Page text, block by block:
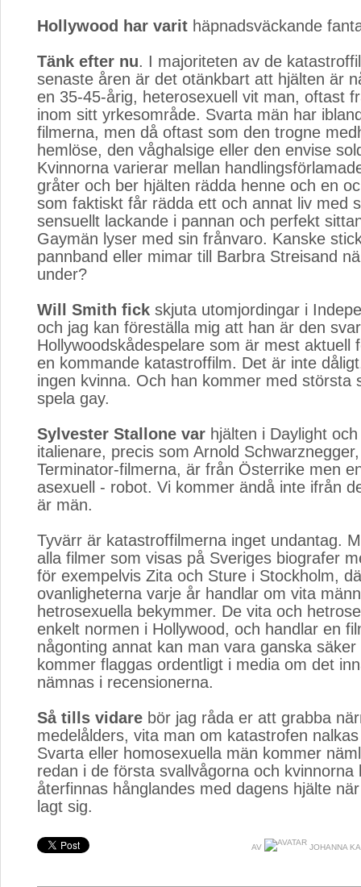
Hollywood har varit häpnadsväckande
Tänk efter nu. I majoriteten av de
senaste åren är det otänkbart att hjälten är
en 35-45-årig, heterosexuell vit man, oftast
inom sitt yrkesområde. Svarta män har
filmerna, men då oftast som den trogne
hemlöse, den våghalsige eller den envise
Kvinnorna varierar mellan
gråter och ber hjälten rädda henne och en
som faktiskt får rädda ett och annat liv med
sensuellt lackande i pannan och perfekt
Gaymän lyser med sin frånvaro. Kanske
pannband eller mimar till Barbra Streisand
under?
Will Smith fick skjuta utomjordingar i
och jag kan föreställa mig att han är den
Hollywoodskådespelare som är mest aktuell
en kommande katastroffilm. Det är inte
ingen kvinna. Och han kommer med största
spela gay.
Sylvester Stallone var hjälten i Daylight
italienare, precis som Arnold
Terminator-filmerna, är från Österrike men
asexuell - robot. Vi kommer ändå inte ifrån
är män.
Tyvärr är katastroffilmerna inget undantag.
alla filmer som visas på Sveriges biografer
för exempelvis Zita och Sture i Stockholm,
ovanligheterna varje år handlar om vita
hetrosexuella bekymmer. De vita och
enkelt normen i Hollywood, och handlar en
någonting annat kan man vara ganska
kommer flaggas ordentligt i media om det
nämnas i recensionerna.
Så tills vidare bör jag råda er att grabba
medelålders, vita man om katastrofen
Svarta eller homosexuella män kommer
redan i de första svallvågorna och kvinnorna
återfinnas hånglandes med dagens hjälte
lagt sig.
AV JOHANNA